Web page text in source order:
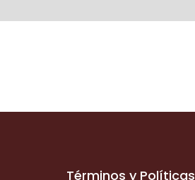
Términos y Políticas